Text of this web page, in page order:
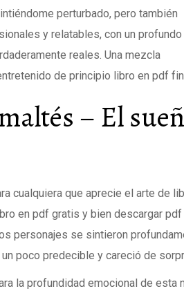
perturbado, pero también
y relatables, con un profundo
reales. Una mezcla
de principio libro en pdf
– El
cualquiera que aprecie el arte de
en pdf gratis y bien descargar pdf
personajes se sintieron
poco predecible y careció de
la profundidad emocional de esta